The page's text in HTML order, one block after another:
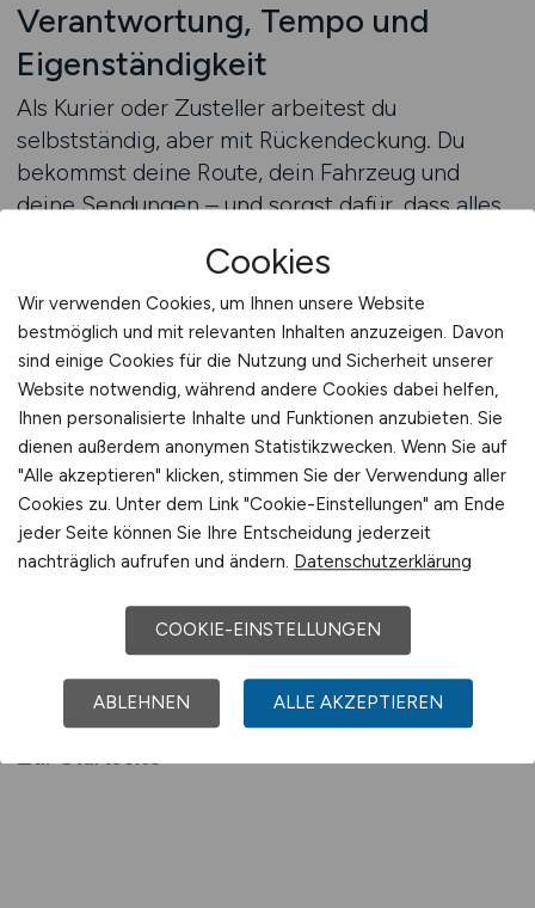
Verantwortung, Tempo und
Eigenständigkeit
Als Kurier oder Zusteller arbeitest du
selbstständig, aber mit Rückendeckung. Du
bekommst deine Route, dein Fahrzeug und
deine Sendungen – und sorgst dafür, dass alles
ankommt. Viele Arbeitgeber bieten dir Boni für
gute Leistungen, moderne Lieferfahrzeuge und
sichere Arbeitsbedingungen.
LOGISTIKPLATZ.DE – deine
Jobbörse für Expresslogistik und
Zustellung
Wir zeigen dir Jobs, bei denen du direkt starten
kannst – ob als Radkurier, Zusteller im
LOGISTIKPLATZ.DE findest du deinen Platz im
schnellsten Bereich der Logistik – klar
strukturiert, fair bezahlt und mit echten
Perspektiven.
Zur Startseite
Cookies
Wir verwenden Cookies, um Ihnen unsere Website
bestmöglich und mit relevanten Inhalten anzuzeigen. Davon
sind einige Cookies für die Nutzung und Sicherheit unserer
Website notwendig, während andere Cookies dabei helfen,
Ihnen personalisierte Inhalte und Funktionen anzubieten. Sie
dienen außerdem anonymen Statistikzwecken. Wenn Sie auf
"Alle akzeptieren" klicken, stimmen Sie der Verwendung aller
Cookies zu. Unter dem Link "Cookie-Einstellungen" am Ende
jeder Seite können Sie Ihre Entscheidung jederzeit
nachträglich aufrufen und ändern. Datenschutzerklärung
COOKIE-EINSTELLUNGEN
ABLEHNEN ALLE AKZEPTIEREN